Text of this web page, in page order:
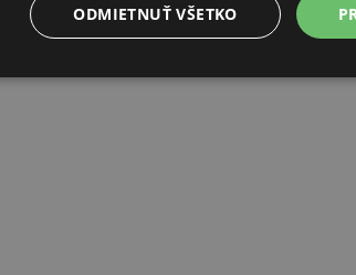
ODMIETNUŤ VŠETKO